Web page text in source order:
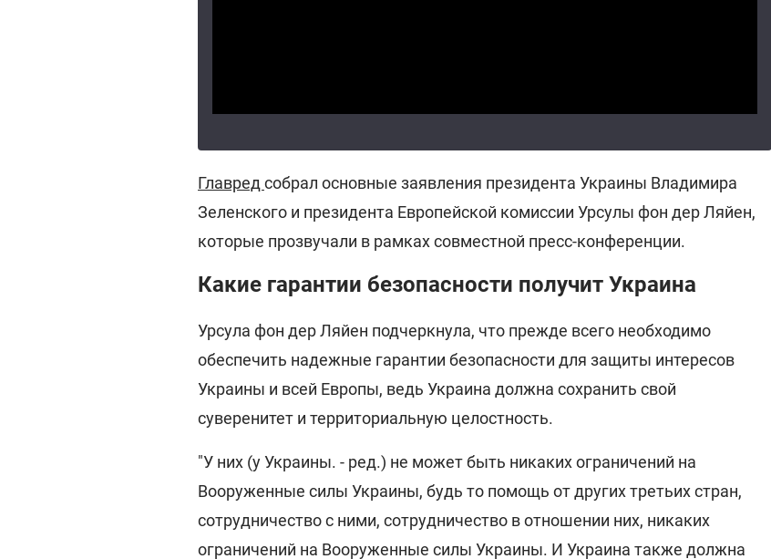
Главред собрал основные заявления президента Украины Владимира
Зеленского и президента Европейской комиссии Урсулы фон дер Ляйен,
которые прозвучали в рамках совместной пресс-конференции.
Какие гарантии безопасности получит Украина
Урсула фон дер Ляйен подчеркнула, что прежде всего необходимо
обеспечить надежные гарантии безопасности для защиты интересов
Украины и всей Европы, ведь Украина должна сохранить свой
суверенитет и территориальную целостность.
"У них (у Украины. - ред.) не может быть никаких ограничений на
Вооруженные силы Украины, будь то помощь от других третьих стран,
сотрудничество с ними, сотрудничество в отношении них, никаких
ограничений на Вооруженные силы Украины. И Украина также должна